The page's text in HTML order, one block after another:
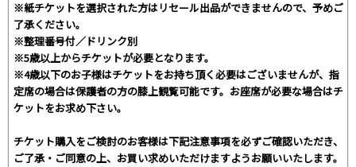
※紙チケットを選択された方はリセール出品ができませんので、予めご
了承ください。
※整理番号付／ドリンク別
※5歳以上からチケットが必要となります。
※4歳以下のお子様はチケットをお持ち頂く必要はございませんが、指
定席の場合は保護者の方の膝上観覧可能です。お座席が必要な場合はチ
ケットをお求め下さい。
チケット購入をご検討のお客様は下記注意事項を必ずご確認いただき、
ご了承・ご同意の上、お買い求めいただけますようお願いいたします。